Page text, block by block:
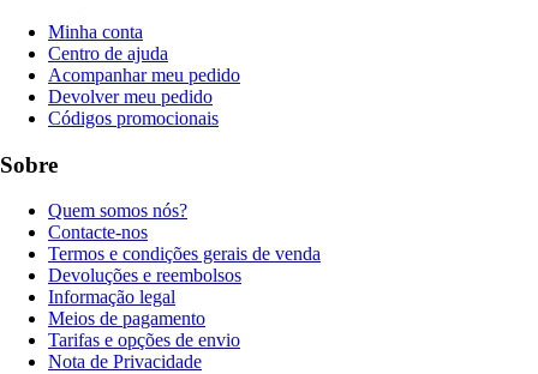
Minha conta
Centro de ajuda
Acompanhar meu pedido
Devolver meu pedido
Códigos promocionais
Sobre
Quem somos nós?
Contacte-nos
Termos e condições gerais de venda
Devoluções e reembolsos
Informação legal
Meios de pagamento
Tarifas e opções de envio
Nota de Privacidade